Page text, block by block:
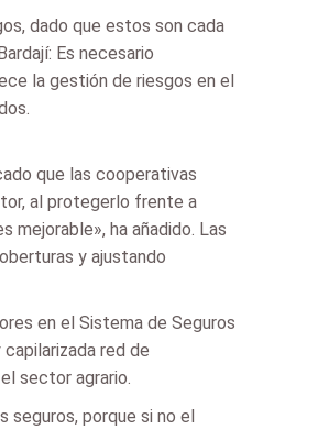
dado que estos son cada
Es necesario
la gestión de riesgos en el
que las cooperativas
al protegerlo frente a
ha añadido. Las
y ajustando
en el Sistema de Seguros
red de
sector agrario.
porque si no el